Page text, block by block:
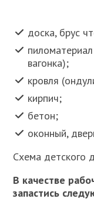
доска, брус
вагонка);
кровля
кирпич;
бетон;
оконный,
Схема детского
В качестве
запастись